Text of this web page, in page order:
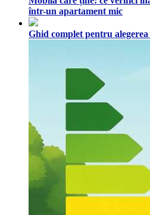
într-un apartament mic
Ghid complet pentru